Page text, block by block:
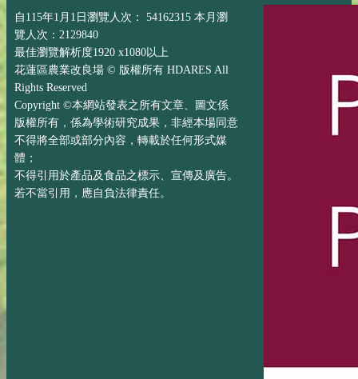
自115年1月1日瀏覽人次： 54162315 本月瀏
覽人次：2129840
最佳瀏覽解析度1920 x1080以上
花蓮區農業改良場 © 版權所有 HDARES All
Rights Reserved
Copyright ©本網站發表之所有文章、圖文係
版權所有，係為學術研究成果，非經本場同意
不得將全部或部分內容，轉載於任何形式媒
體；
不得引用於產品及食品之標示、宣傳及廣告。
若不當引用，應自負法律責任。